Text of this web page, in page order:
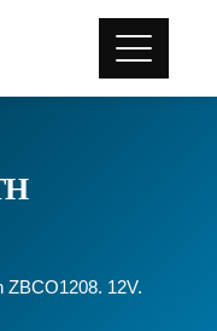
ZBCO1208. 12V.